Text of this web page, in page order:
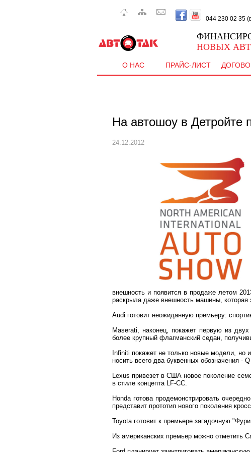
044 230 02 35
НОВЫХ
О НАС ПРАЙС-ЛИСТ
На автошоу в Детройте
24.12.2012
внешность и появится в продаже летом
раскрыла даже внешность машины, которая
Audi готовит неожиданную премьеру:
Maserati, наконец, покажет первую из
более крупный флагманский седан,
Infiniti покажет не только новые модели, но
носить всего два буквенных обозначения - Q
Lexus привезет в США новое поколение
в стиле концепта LF-CC.
Honda готова продемонстрировать
представит прототип нового поколения
Toyota готовит к премьере загадочную
Из американских премьер можно отметить